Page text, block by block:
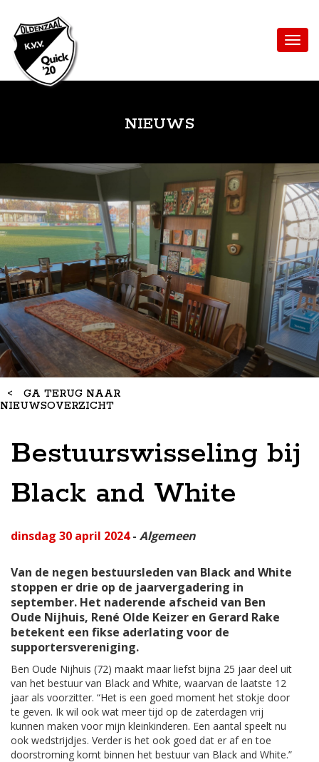
NIEUWS
< GA TERUG NAAR
NIEUWSOVERZICHT
Bestuurswisseling bij
Black and White
dinsdag 30 april 2024- Algemeen
Van de negen bestuursleden van Black and White
stoppen er drie op de jaarvergadering in
september. Het naderende afscheid van Ben
Oude Nijhuis, René Olde Keizer en Gerard Rake
betekent een fikse aderlating voor de
supportersvereniging.
Ben Oude Nijhuis (72) maakt maar liefst bijna 25 jaar deel uit
van het bestuur van Black and White, waarvan de laatste 12
jaar als voorzitter. “Het is een goed moment het stokje door
te geven. Ik wil ook wat meer tijd op de zaterdagen vrij
kunnen maken voor mijn kleinkinderen. Een aantal speelt nu
ook wedstrijdjes. Verder is het ook goed dat er af en toe
doorstroming komt binnen het bestuur van Black and White.”